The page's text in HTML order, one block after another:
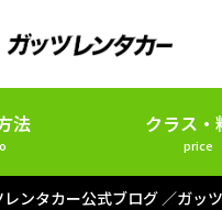
法 クラス・
price
レンタカー公式ブログ ガッ